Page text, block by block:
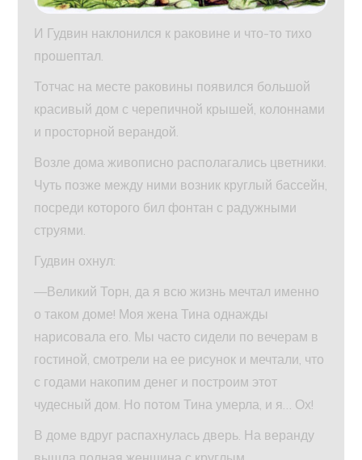
И Гудвин наклонился к раковине и что-то тихо
прошептал.
Тотчас на месте раковины появился большой
красивый дом с черепичной крышей, колоннами
и просторной верандой.
Возле дома живописно располагались цветники.
Чуть позже между ними возник круглый бассейн,
посреди которого бил фонтан с радужными
струями.
Гудвин охнул:
—Великий Торн, да я всю жизнь мечтал именно
о таком доме! Моя жена Тина однажды
нарисовала его. Мы часто сидели по вечерам в
гостиной, смотрели на ее рисунок и мечтали, что
с годами накопим денег и построим этот
чудесный дом. Но потом Тина умерла, и я… Ох!
В доме вдруг распахнулась дверь. На веранду